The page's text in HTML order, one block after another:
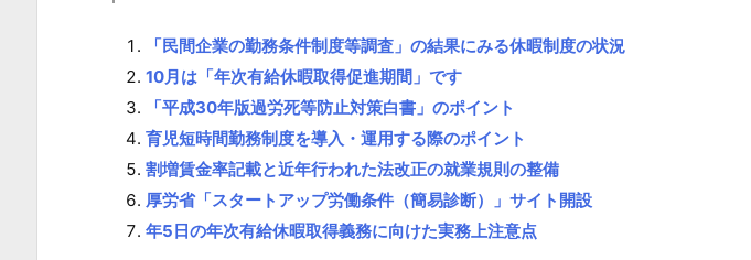
「民間企業の勤務条件制度等調査」の結果にみる休暇制度の状況
10月は「年次有給休暇取得促進期間」です
「平成30年版過労死等防止対策白書」のポイント
育児短時間勤務制度を導入・運用する際のポイント
割増賃金率記載と近年行われた法改正の就業規則の整備
厚労省「スタートアップ労働条件（簡易診断）」サイト開設
年5日の年次有給休暇取得義務に向けた実務上注意点